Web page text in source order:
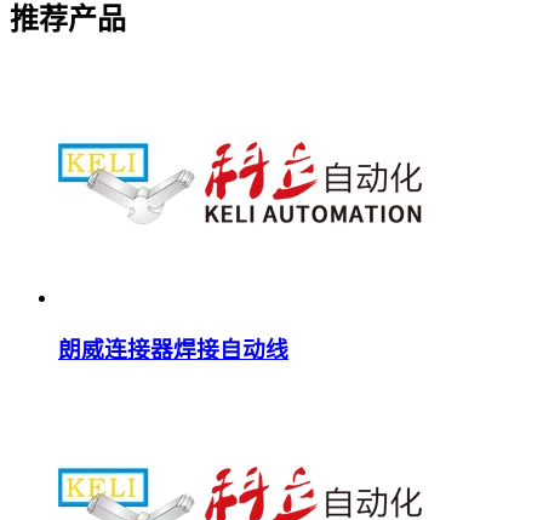
推荐产品
朗威连接器焊接自动线